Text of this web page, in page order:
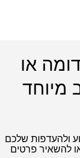
או
מיוחד
ולהעדפות שלכם
להשאיר פרטים